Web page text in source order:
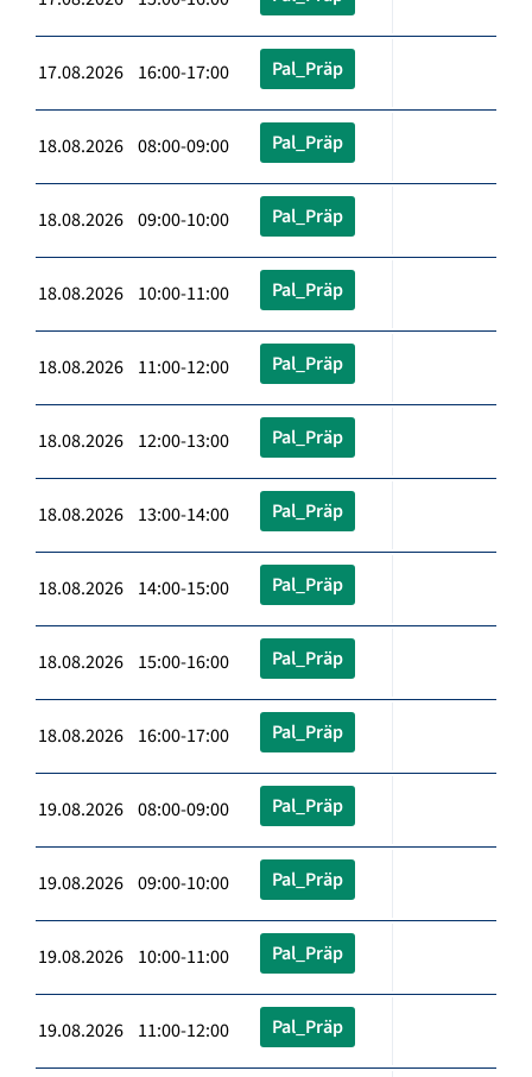
17.08.2026 16:00-17:00 Pal_Präp
18.08.2026 08:00-09:00 Pal_Präp
18.08.2026 09:00-10:00 Pal_Präp
18.08.2026 10:00-11:00 Pal_Präp
18.08.2026 11:00-12:00 Pal_Präp
18.08.2026 12:00-13:00 Pal_Präp
18.08.2026 13:00-14:00 Pal_Präp
18.08.2026 14:00-15:00 Pal_Präp
18.08.2026 15:00-16:00 Pal_Präp
18.08.2026 16:00-17:00 Pal_Präp
19.08.2026 08:00-09:00 Pal_Präp
19.08.2026 09:00-10:00 Pal_Präp
19.08.2026 10:00-11:00 Pal_Präp
19.08.2026 11:00-12:00 Pal_Präp